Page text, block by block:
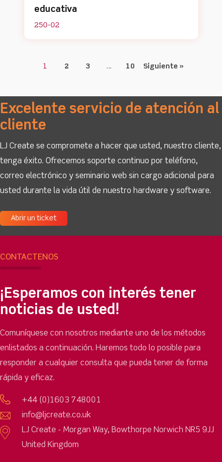
educativa
250-02
1 2 3 … 10 Siguiente »
Excelente servicio de atención al
cliente
LJ Create se compromete a hacer que usted, nuestro cliente,
tenga éxito. Ofrecemos soporte continuo por teléfono,
correo electrónico y seminario web sin cargo adicional para
usted durante la vida útil de nuestro hardware y software.
Abrir un ticket
CONTÁCTENOS
¡Esperamos con interés tener
noticias de usted!
Comuníquese con nosotros mediante uno de los métodos
enlistados a continuación. Haremos todo lo posible para
responder a cualquier consulta que pueda tener de forma
rápida y eficaz.
+44 (0)1603 748001
info@ljcreate.co.uk
LJ Create - Morgan Way, Bowthorpe Norwich NR5 9JJ
United Kingdom